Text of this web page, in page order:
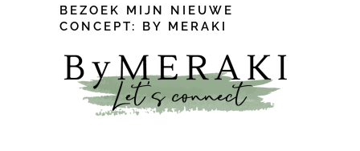
BEZOEK MIJN NIEUWE
CONCEPT: BY MERAKI